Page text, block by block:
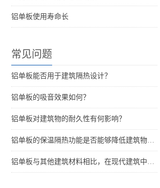
铝单板使用寿命长
常见问题
铝单板能否用于建筑隔热设计？
铝单板的吸音效果如何？
铝单板对建筑物的耐久性有何影响？
铝单板的保温隔热功能是否能够降低建筑物的能耗？
铝单板与其他建筑材料相比，在现代建筑中的优势是什么？